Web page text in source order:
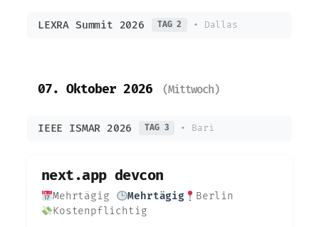
LEXRA Summit 2026 TAG 2 • Dallas
07. Oktober 2026 (Mittwoch)
IEEE ISMAR 2026 TAG 3 • Bari
next.app devcon
Mehrtägig Mehrtägig
Berlin
Kostenpflichtig